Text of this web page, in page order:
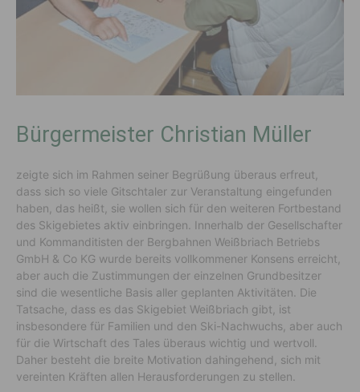
Bürgermeister Christian Müller
zeigte sich im Rahmen seiner Begrüßung überaus erfreut,
dass sich so viele Gitschtaler zur Veranstaltung eingefunden
haben, das heißt, sie wollen sich für den weiteren Fortbestand
des Skigebietes aktiv einbringen. Innerhalb der Gesellschafter
und Kommanditisten der Bergbahnen Weißbriach Betriebs
GmbH & Co KG wurde bereits vollkommener Konsens erreicht,
aber auch die Zustimmungen der einzelnen Grundbesitzer
sind die wesentliche Basis aller geplanten Aktivitäten. Die
Tatsache, dass es das Skigebiet Weißbriach gibt, ist
insbesondere für Familien und den Ski-Nachwuchs, aber auch
für die Wirtschaft des Tales überaus wichtig und wertvoll.
Daher besteht die breite Motivation dahingehend, sich mit
vereinten Kräften allen Herausforderungen zu stellen.